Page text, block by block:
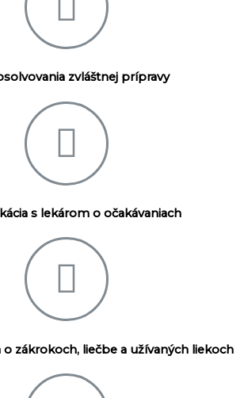
zvláštnej prípravy
s lekárom o očakávaniach
zákrokoch, liečbe a užívaných liekoch